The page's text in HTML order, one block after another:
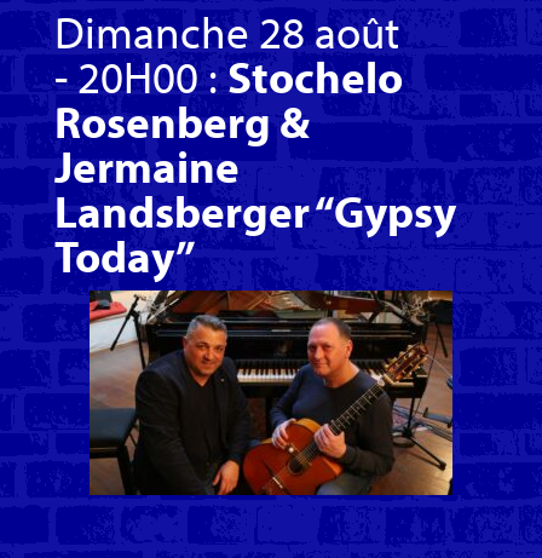
Dimanche 28 août
- 20H00 : Stochelo
Rosenberg &
Jermaine
Landsberger“Gypsy
Today”